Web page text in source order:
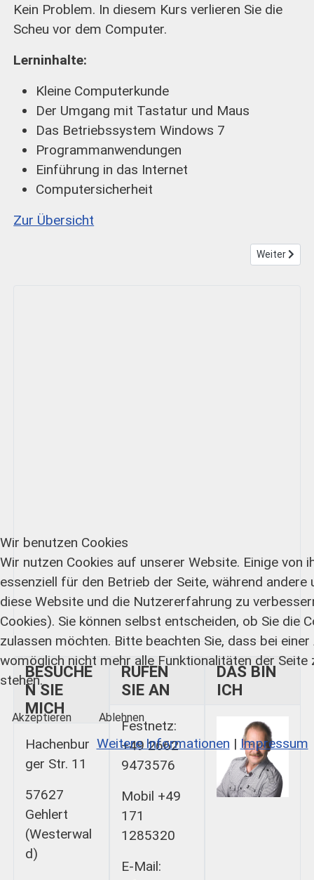
Kein Problem. In diesem Kurs verlieren Sie die
Scheu vor dem Computer.
Lerninhalte:
Kleine Computerkunde
Der Umgang mit Tastatur und Maus
Das Betriebssystem Windows 7
Programmanwendungen
Einführung in das Internet
Computersicherheit
Zur Übersicht
Nächster
Weiter
BESUCHE
N SIE
MICH
Hachenbur
ger Str. 11
57627
Gehlert
(Westerwal
d)
RUFEN
SIE AN
Festnetz:
+49 2662
9473576
Mobil +49
171
1285320
E-Mail:
DAS BIN
ICH
Wir benutzen Cookies
Wir nutzen Cookies auf unserer Website. Einige von
essenziell für den Betrieb der Seite, während andere
diese Website und die Nutzererfahrung zu
Cookies). Sie können selbst entscheiden, ob Sie die
zulassen möchten. Bitte beachten Sie, dass bei einer
womöglich nicht mehr alle Funktionalitäten der Seite
stehen.
Akzeptieren Ablehnen
Weitere Informationen | Impressum